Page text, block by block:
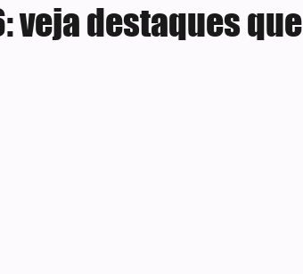
veja destaques que